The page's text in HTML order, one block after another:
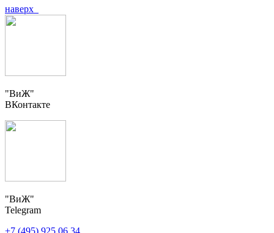
наверх
"ВиЖ"
ВКонтакте
"ВиЖ"
Telegram